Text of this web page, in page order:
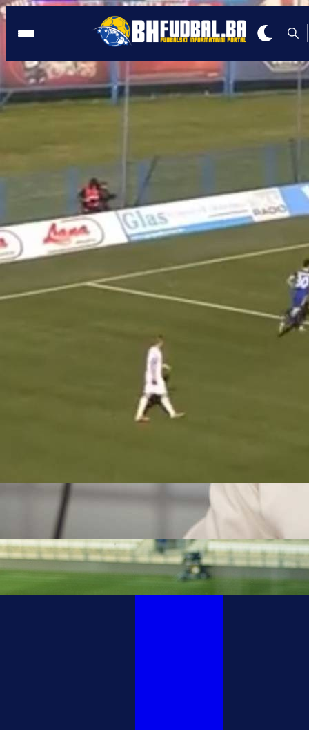
BIVŠI IGRAČ ŠIROKOG
22:03, 14.05.2020
Nekadašnji topnik Premijer lige BiH
redove turskog velikana?!
Autor: